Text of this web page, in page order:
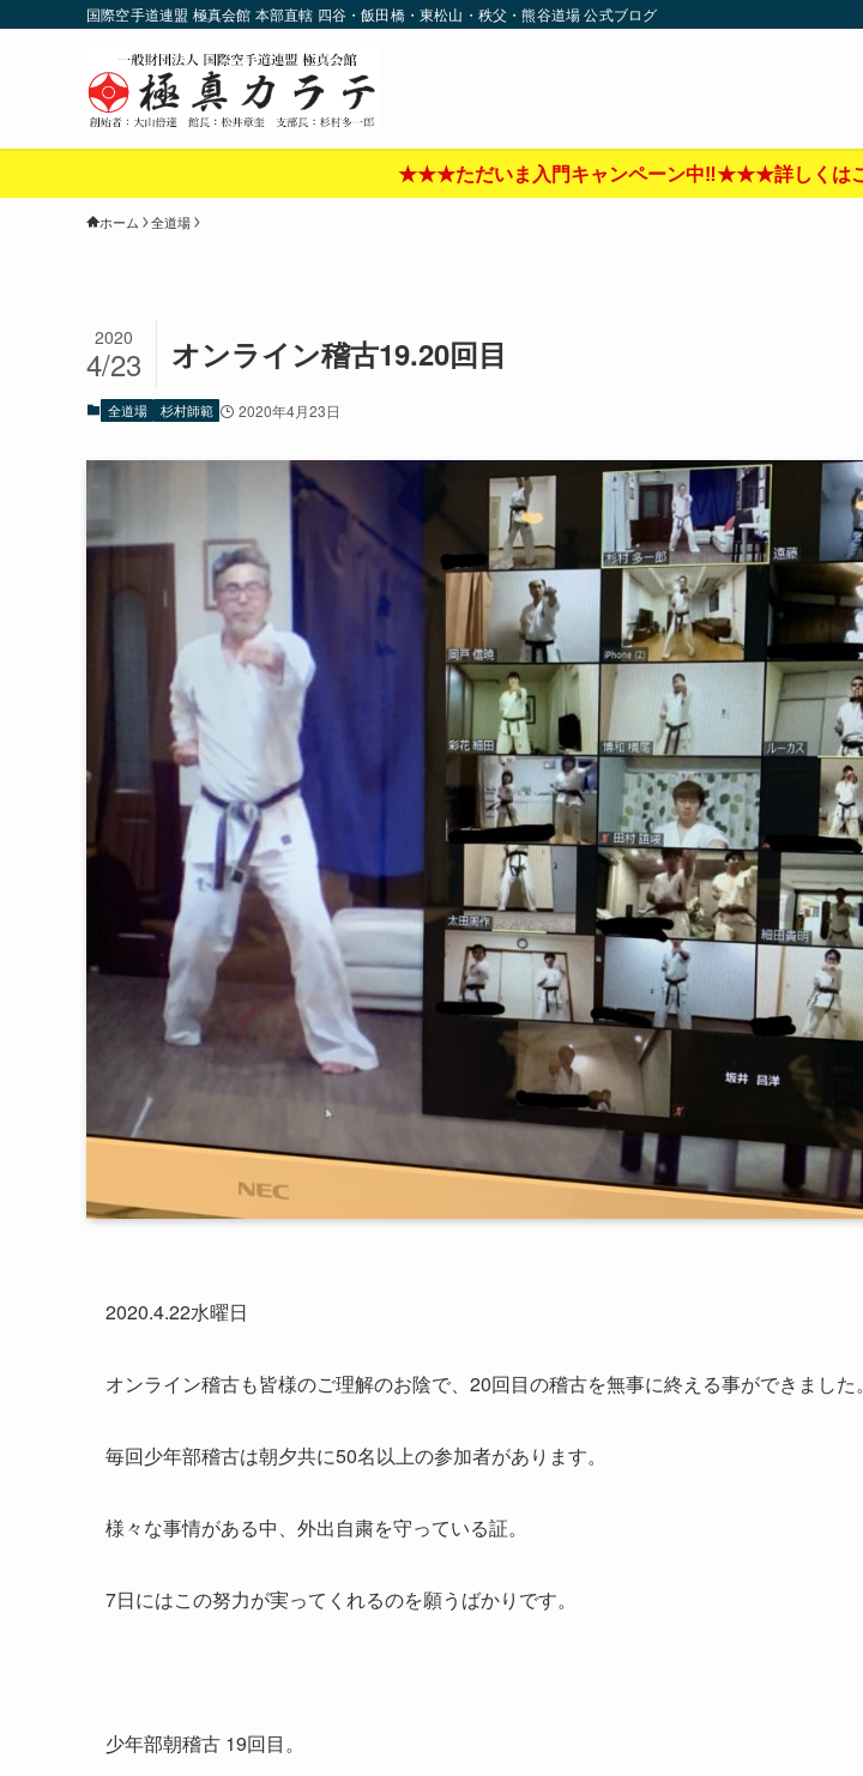
国際空手道連盟 極真会館 本部直轄 四谷・飯田橋・東松山・秩父・熊谷道場 公式ブログ
★★★ただいま入門キャンペーン中‼︎★★★詳しくはここをクリック‼︎★★★
ホーム 全道場
オンライン稽古19.20回目
2020
4/23
全道場 杉村師範 2020年4月23日
2020.4.22水曜日
オンライン稽古も皆様のご理解のお陰で、20回目の稽古を無事に終える事ができました。
毎回少年部稽古は朝夕共に50名以上の参加者があります。
様々な事情がある中、外出自粛を守っている証。
7日にはこの努力が実ってくれるのを願うばかりです。
少年部朝稽古 19回目。